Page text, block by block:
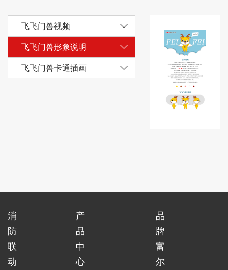
飞飞门兽视频
飞飞门兽形象说明
飞飞门兽卡通插画
消
防
联
动
产
品
中
心
品
牌
富
尔